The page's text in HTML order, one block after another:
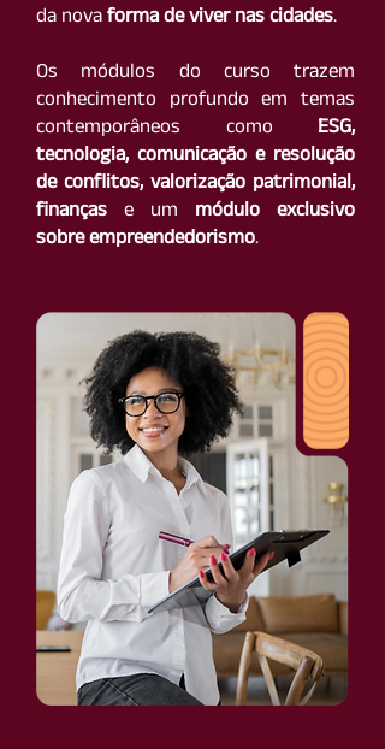
da nova forma de viver nas cidades.
Os módulos do curso trazem
conhecimento profundo em temas
contemporâneos como ESG,
tecnologia, comunicação e resolução
de conflitos, valorização patrimonial,
finanças e um módulo exclusivo
sobre empreendedorismo.